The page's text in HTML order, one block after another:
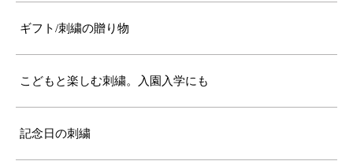
ギフト/刺繍の贈り物
こどもと楽しむ刺繍。入園入学にも
記念日の刺繍